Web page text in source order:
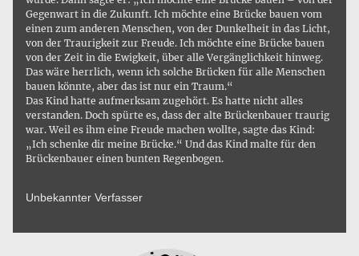
Gegenwart in die Zukunft. Ich möchte eine Brücke bauen vom
einen zum anderen Menschen, von der Dunkelheit in das Licht,
von der Traurigkeit zur Freude. Ich möchte eine Brücke bauen
von der Zeit in die Ewigkeit, über alle Vergänglichkeit hinweg.
Das wäre herrlich, wenn ich solche Brücken für alle Menschen
bauen könnte, aber das ist nur ein Traum.“
Das Kind hatte aufmerksam zugehört. Es hatte nicht alles
verstanden. Doch spürte es, dass der alte Brückenbauer traurig
war. Weil es ihm eine Freude machen wollte, sagte das Kind:
„Ich schenke dir meine Brücke.“ Und das Kind malte für den
Brückenbauer einen bunten Regenbogen.
Unbekannter Verfasser